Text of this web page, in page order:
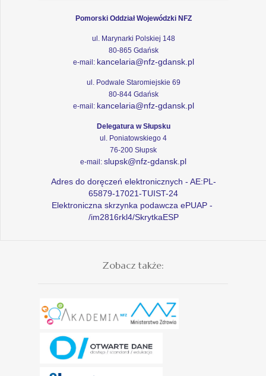
Pomorski Oddział Wojewódzki NFZ
ul. Marynarki Polskiej 148
80-865 Gdańsk
e-mail: kancelaria@nfz-gdansk.pl
ul. Podwale Staromiejskie 69
80-844 Gdańsk
e-mail: kancelaria@nfz-gdansk.pl
Delegatura w Słupsku
ul. Poniatowskiego 4
76-200 Słupsk
e-mail: slupsk@nfz-gdansk.pl
Adres do doręczeń elektronicznych - AE:PL-
65879-17021-TUIST-24
Elektroniczna skrzynka podawcza ePUAP -
/im2816rkl4/SkrytkaESP
Zobacz także: